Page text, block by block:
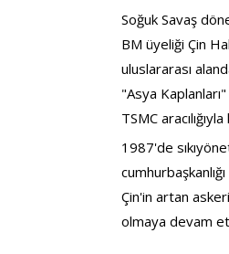
Soğuk Savaş
BM üyeliği Çin
uluslararası
"Asya
TSMC
1987'de
Çin'in artan
olmaya devam